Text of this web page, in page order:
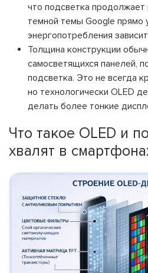
что подсветка
темной темы Google прямо
энергопотребления
Толщина конструкции
самосветящихся панелей,
подсветка. Это не всегда
но технологически OLED
делать более тонкие
Что такое OLED и
хвалят в